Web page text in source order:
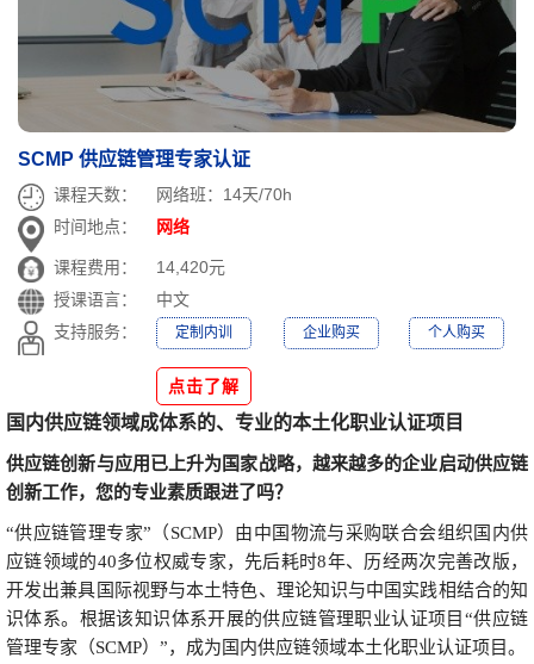
SCMP 供应链管理专家认证
课程天数：
网络班：14天/70h
时间地点：
网络
课程费用：
14,420元
授课语言：
中文
支持服务：
定制内训 企业购买 个人购买
点击了解
国内供应链领域成体系的、专业的本土化职业认证项目
供应链创新与应用已上升为国家战略，越来越多的企业启动供应链
创新工作，您的专业素质跟进了吗？
“供应链管理专家”（SCMP）由中国物流与采购联合会组织国内供
应链领域的40多位权威专家，先后耗时8年、历经两次完善改版，
开发出兼具国际视野与本土特色、理论知识与中国实践相结合的知
识体系。根据该知识体系开展的供应链管理职业认证项目“供应链
管理专家（SCMP）”，成为国内供应链领域本土化职业认证项目。